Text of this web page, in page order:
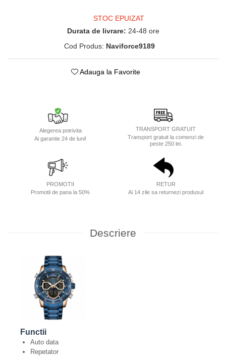
STOC EPUIZAT
Durata de livrare: 24-48 ore
Cod Produs: Naviforce9189
Adauga la Favorite
Alegerea potrivita
Ai garantie 24 de luni!
TRANSPORT GRATUIT
Transport gratuit la comenzi de
peste 250 lei.
PROMOTII
Promotii de pana la 50%
RETUR
Ai 14 zile sa returnezi produsul
Descriere
Functii
Auto data
Repetator